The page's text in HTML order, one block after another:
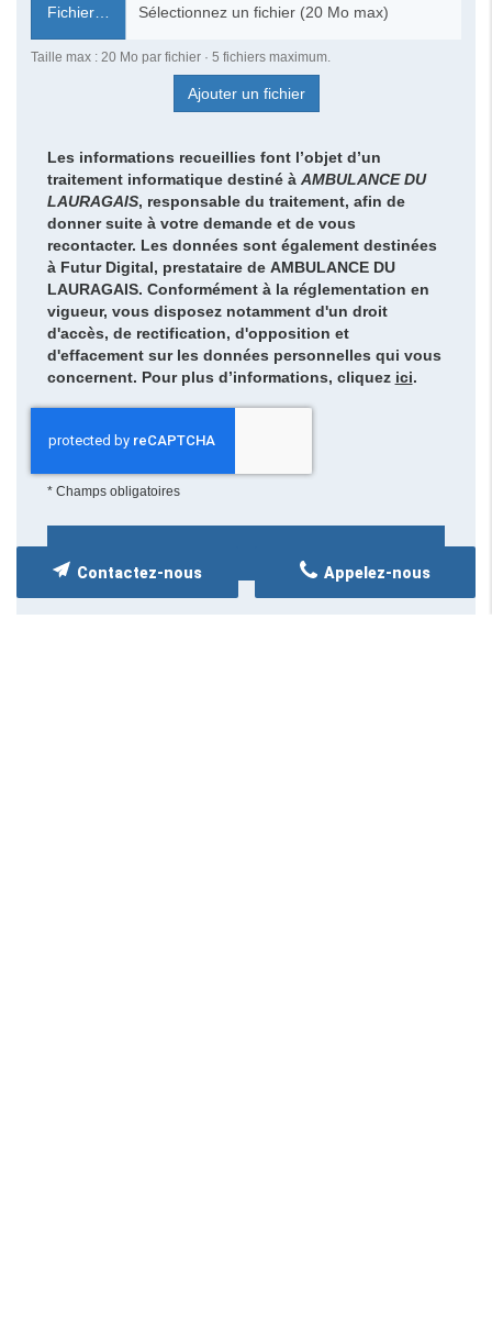
Fichier…
Taille max : 20 Mo par fichier · 5 fichiers maximum.
Ajouter un fichier
Les informations recueillies font l’objet d’un
traitement informatique destiné àAMBULANCE DU
LAURAGAIS, responsable du traitement, afin de
donner suite à votre demande et de vous
recontacter. Les données sont également destinées
à Futur Digital, prestataire de AMBULANCE DU
LAURAGAIS. Conformément à la réglementation en
vigueur, vous disposez notamment d'un droit
d'accès, de rectification, d'opposition et
d'effacement sur les données personnelles qui vous
concernent. Pour plus d’informations, cliquez ici.
* Champs obligatoires
Appelez-nous
Contactez-nous